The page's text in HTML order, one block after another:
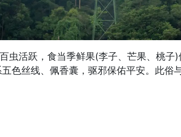
虫活跃，食当季鲜果(李子、芒果、桃
色丝线、佩香囊，驱邪保佑平安。此俗